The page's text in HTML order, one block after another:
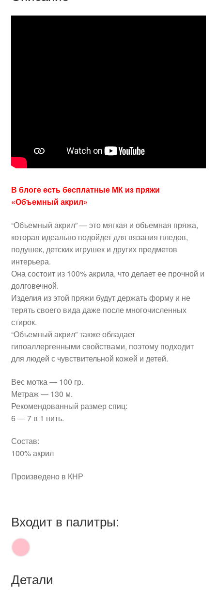
В блоге есть бесплатные МК из пряжи
«Объемный акрил»
“Объемный акрил” — это мягкая и объемная пряжа,
которая идеально подойдет для вязания пледов,
подушек, детских игрушек и других предметов
интерьера.
Она состоит из 100% акрила, что делает ее прочной и
долговечной.
Изделия из этой пряжи будут держать форму и не
терять своего вида даже после многочисленных
стирок.
“Объемный акрил” также обладает
гипоаллергенными свойствами, поэтому подходит
для людей с чувствительной кожей и детей.
Вес мотка — 100 гр.
Метраж — 130 м.
Рекомендованный размер спиц:
6 — 7 в 1 нить.
Состав:
100% акрил
Произведено в КНР
Входит в палитры:
Детали